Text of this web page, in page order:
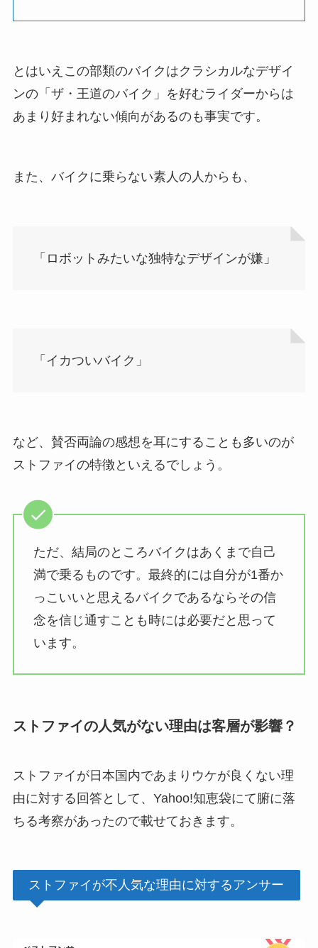
とはいえこの部類のバイクはクラシカルなデザイ
ンの「ザ・王道のバイク」を好むライダーからは
あまり好まれない傾向があるのも事実です。
また、バイクに乗らない素人の人からも、
「ロボットみたいな独特なデザインが嫌」
「イカついバイク」
など、賛否両論の感想を耳にすることも多いのが
ストファイの特徴といえるでしょう。
ただ、結局のところバイクはあくまで自己
満で乗るものです。最終的には自分が1番か
っこいいと思えるバイクであるならその信
念を信じ通すことも時には必要だと思って
います。
ストファイの人気がない理由は客層が影響？
ストファイが日本国内であまりウケが良くない理
由に対する回答として、Yahoo!知恵袋にて腑に落
ちる考察があったので載せておきます。
ストファイが不人気な理由に対するアンサー